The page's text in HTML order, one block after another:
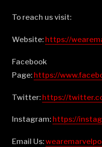
To reach us visit:
Website: ⁠⁠⁠⁠⁠⁠⁠⁠⁠⁠⁠⁠⁠⁠⁠⁠⁠⁠⁠⁠⁠⁠⁠⁠⁠⁠⁠⁠⁠⁠⁠⁠⁠⁠⁠⁠⁠⁠⁠⁠⁠⁠⁠⁠⁠⁠⁠⁠⁠⁠https://
Facebook
Page: ⁠⁠⁠⁠⁠⁠⁠⁠⁠⁠⁠⁠⁠⁠⁠⁠⁠⁠⁠⁠⁠⁠⁠⁠⁠⁠⁠⁠⁠⁠⁠⁠⁠⁠⁠⁠⁠⁠⁠⁠⁠⁠⁠⁠⁠⁠⁠⁠⁠⁠https://
Twitter: ⁠⁠⁠⁠⁠⁠⁠⁠⁠⁠⁠⁠⁠⁠⁠⁠⁠⁠⁠⁠⁠⁠⁠⁠⁠⁠⁠⁠⁠⁠⁠⁠⁠⁠⁠⁠⁠⁠⁠⁠⁠⁠⁠⁠⁠⁠⁠⁠⁠⁠https://
Instagram: ⁠⁠⁠⁠⁠⁠⁠⁠⁠⁠⁠⁠⁠⁠⁠⁠⁠⁠⁠⁠⁠⁠⁠⁠⁠⁠⁠⁠⁠⁠⁠⁠⁠⁠⁠⁠⁠⁠⁠⁠⁠⁠⁠⁠⁠⁠⁠⁠⁠⁠https://
Email Us: